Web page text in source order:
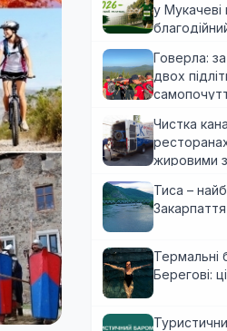
у Мукачеві
Говерла:
двох
Чистка
жировими
Тиса –
Закарпаття
Термальні
Берегові: